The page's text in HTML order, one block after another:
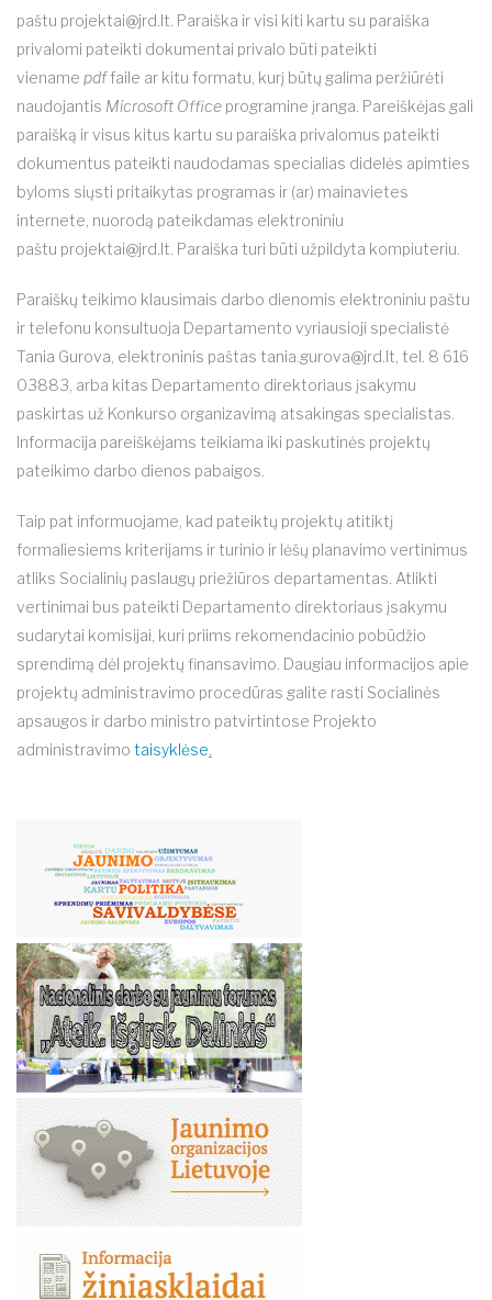
paštu projektai@jrd.lt . Paraiška ir visi kiti kartu su paraiška
privalomi pateikti dokumentai privalo būti pateikti
viename pdffaile ar kitu formatu, kurį būtų galima peržiūrėti
naudojantis Microsoft Office programine įranga. Pareiškėjas gali
paraišką ir visus kitus kartu su paraiška privalomus pateikti
dokumentus pateikti naudodamas specialias didelės apimties
byloms siųsti pritaikytas programas ir (ar) mainavietes
internete, nuorodą pateikdamas elektroniniu
paštu projektai@jrd.lt . Paraiška turi būti užpildyta kompiuteriu.
Paraiškų teikimo klausimais darbo dienomis elektroniniu paštu
ir telefonu konsultuoja Departamento vyriausioji specialistė
Tania Gurova, elektroninis paštas tania.gurova@jrd.lt , tel. 8 616
03883, arba kitas Departamento direktoriaus įsakymu
paskirtas už Konkurso organizavimą atsakingas specialistas.
Informacija pareiškėjams teikiama iki paskutinės projektų
pateikimo darbo dienos pabaigos.
Taip pat informuojame, kad pateiktų projektų atitiktį
formaliesiems kriterijams ir turinio ir lėšų planavimo vertinimus
atliks Socialinių paslaugų priežiūros departamentas. Atlikti
vertinimai bus pateikti Departamento direktoriaus įsakymu
sudarytai komisijai, kuri priims rekomendacinio pobūdžio
sprendimą dėl projektų finansavimo. Daugiau informacijos apie
projektų administravimo procedūras galite rasti Socialinės
apsaugos ir darbo ministro patvirtintose Projekto
administravimo taisyklėse